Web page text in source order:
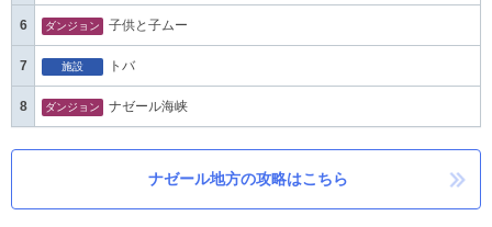
6 ダンジョン 子供と子ムー
7 施設 トバ
8 ダンジョン ナゼール海峡
ナゼール地方の攻略はこちら